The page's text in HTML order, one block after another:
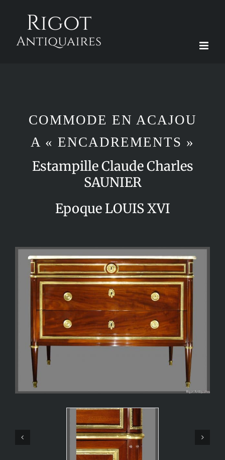
contenu
COMMODE EN ACAJOU
A « ENCADREMENTS »
Estampille Claude Charles
SAUNIER
Epoque LOUIS XVI